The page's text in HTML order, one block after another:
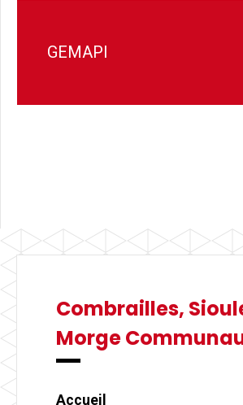
GEMAPI
Combrailles,
Morge
Accueil